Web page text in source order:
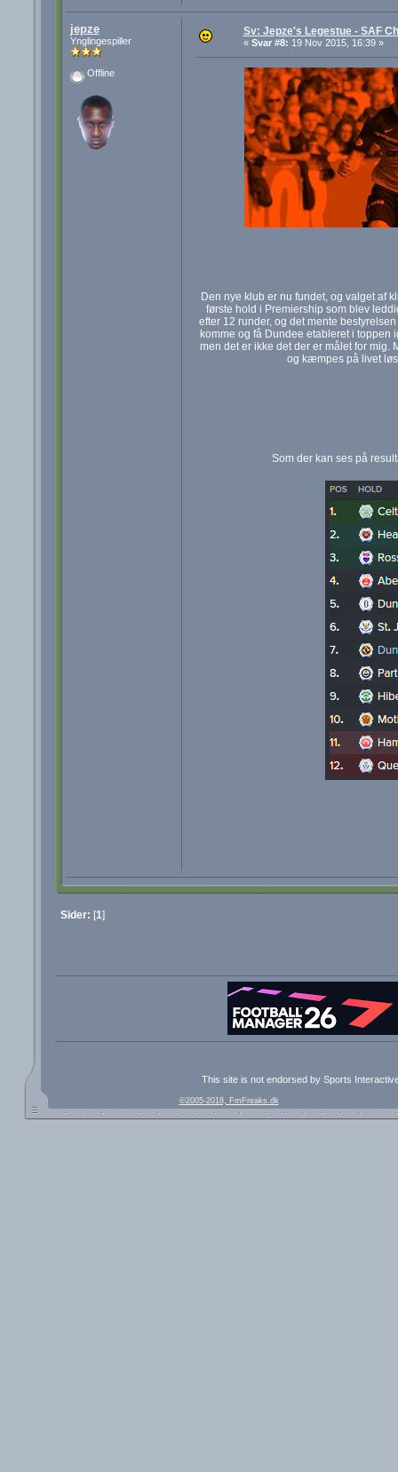
jepze
Ynglingespiller
Offline
Sv: Jepze's Legestue - SAF
« Svar #8: 19 Nov 2015, 16:39 »
Den nye klub er nu fundet, og valget af
første hold i Premiership som blev
efter 12 runder, og det mente
komme og få Dundee etableret i toppen
men det er ikke det der er målet for mig.
og kæmpes på livet
Som der kan ses på
Sider: [1]
This site is not endorsed by Sports
©2005-2018, FmFreaks.dk